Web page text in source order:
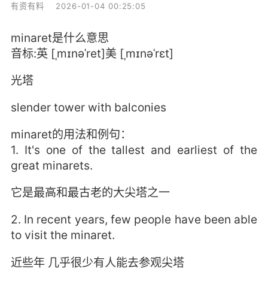
有资有料 2026-01-04 00:25:05
minaret是什么意思
音标:英 [ˌmɪnəˈret]美 [ˌmɪnəˈrɛt]
光塔
slender tower with balconies
minaret的用法和例句：
1. It's one of the tallest and earliest of the
great minarets.
它是最高和最古老的大尖塔之一
2. In recent years, few people have been able
to visit the minaret.
近些年 几乎很少有人能去参观尖塔